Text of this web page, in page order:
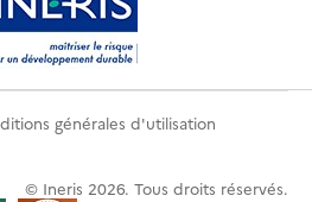
générales d'utilisation
© Ineris 2026. Tous droits réservés.